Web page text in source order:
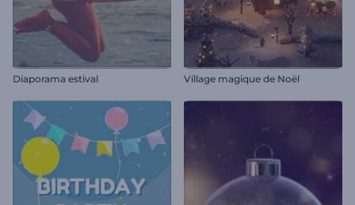
Diaporama estival Village magique de Noël